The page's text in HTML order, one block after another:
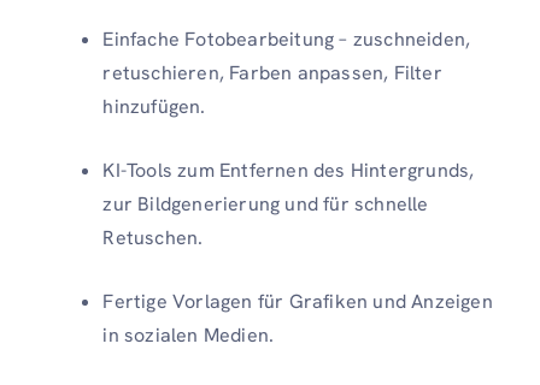
Einfache Fotobearbeitung – zuschneiden,
retuschieren, Farben anpassen, Filter
hinzufügen.
KI-Tools zum Entfernen des Hintergrunds,
zur Bildgenerierung und für schnelle
Retuschen.
Fertige Vorlagen für Grafiken und Anzeigen
in sozialen Medien.